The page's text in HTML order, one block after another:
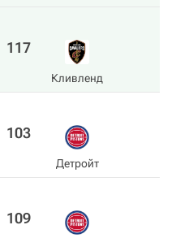
117
Кливленд
103
Детройт
109